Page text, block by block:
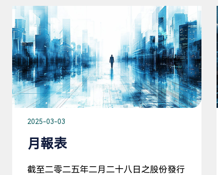
2025-03-03
月報表
截至二零二五年二月二十八日之股份發行